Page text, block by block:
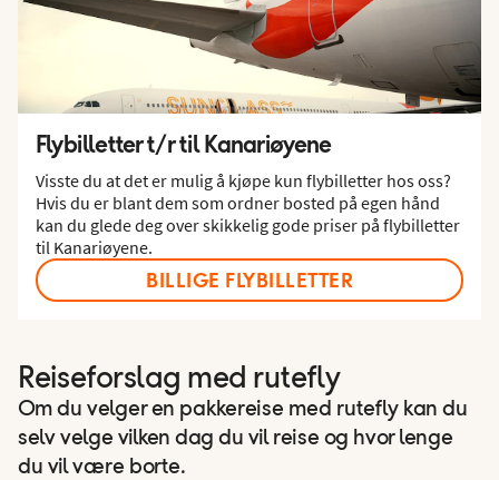
Flybilletter t/r til Kanariøyene
Visste du at det er mulig å kjøpe kun flybilletter hos oss?
Hvis du er blant dem som ordner bosted på egen hånd
kan du glede deg over skikkelig gode priser på flybilletter
til Kanariøyene.
BILLIGE FLYBILLETTER
Reiseforslag med rutefly
Om du velger en pakkereise med rutefly kan du
selv velge vilken dag du vil reise og hvor lenge
du vil være borte.